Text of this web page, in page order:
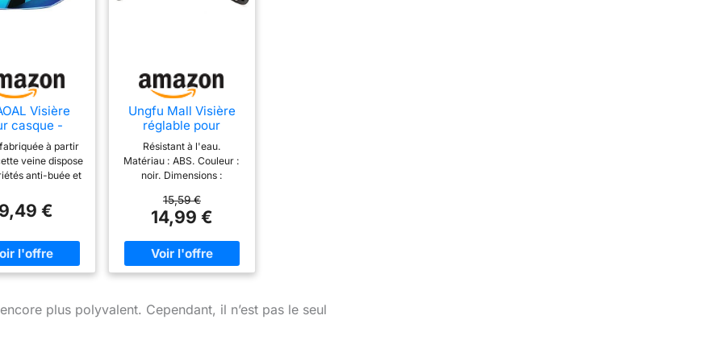
Visière
casque -
- Vision
Pour FF808
- Utilisation
à partir
veine dispose
anti-buée et
élevée pour
une vision claire
oculaire pendant
Découvrez
sans précédent
visières, des
de moto qui se
€
Ungfu Mall Visière
réglable pour
casque de moto
rétro Harley Prince
Résistant à l'eau.
Matériau : ABS. Couleur :
noir. Dimensions :
Contenu de l'emballage : 1
visière noire.
15,59 €
14,99 €
plus polyvalent. Cependant, il n’est pas le seul